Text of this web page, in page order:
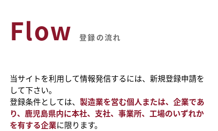
Flow 登録の流れ
当サイトを利用して情報発信するには、新規登録申請を
して下さい。
登録条件としては、 製造業を営む個人または、企業であ
り、鹿児島県内に本社、支社、事業所、工場のいずれか
を有する企業に限ります。